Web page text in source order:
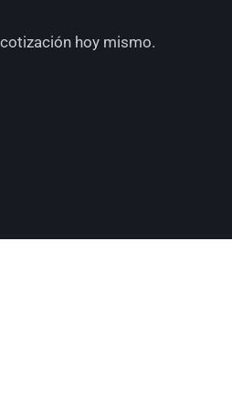
hoy mismo.